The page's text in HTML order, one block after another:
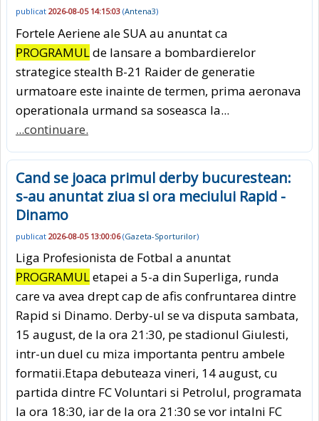
publicat 2026-08-05 14:15:03 (Antena3)
Fortele Aeriene ale SUA au anuntat ca
PROGRAMULde lansare a bombardierelor
strategice stealth B-21 Raider de generatie
urmatoare este inainte de termen, prima aeronava
operationala urmand sa soseasca la...
...continuare.
Cand se joaca primul derby bucurestean:
s-au anuntat ziua si ora meciului Rapid -
Dinamo
publicat 2026-08-05 13:00:06(Gazeta-Sporturilor)
Liga Profesionista de Fotbal a anuntat
PROGRAMULetapei a 5-a din Superliga, runda
care va avea drept cap de afis confruntarea dintre
Rapid si Dinamo. Derby-ul se va disputa sambata,
15 august, de la ora 21:30, pe stadionul Giulesti,
intr-un duel cu miza importanta pentru ambele
formatii.Etapa debuteaza vineri, 14 august, cu
partida dintre FC Voluntari si Petrolul, programata
la ora 18:30, iar de la ora 21:30 se vor intalni FC